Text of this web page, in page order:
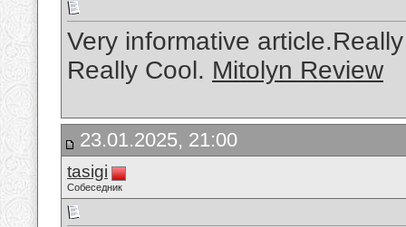
Very informative
Really Cool. Mitolyn Review
23.01.2025, 21:00
tasigi
Собеседник